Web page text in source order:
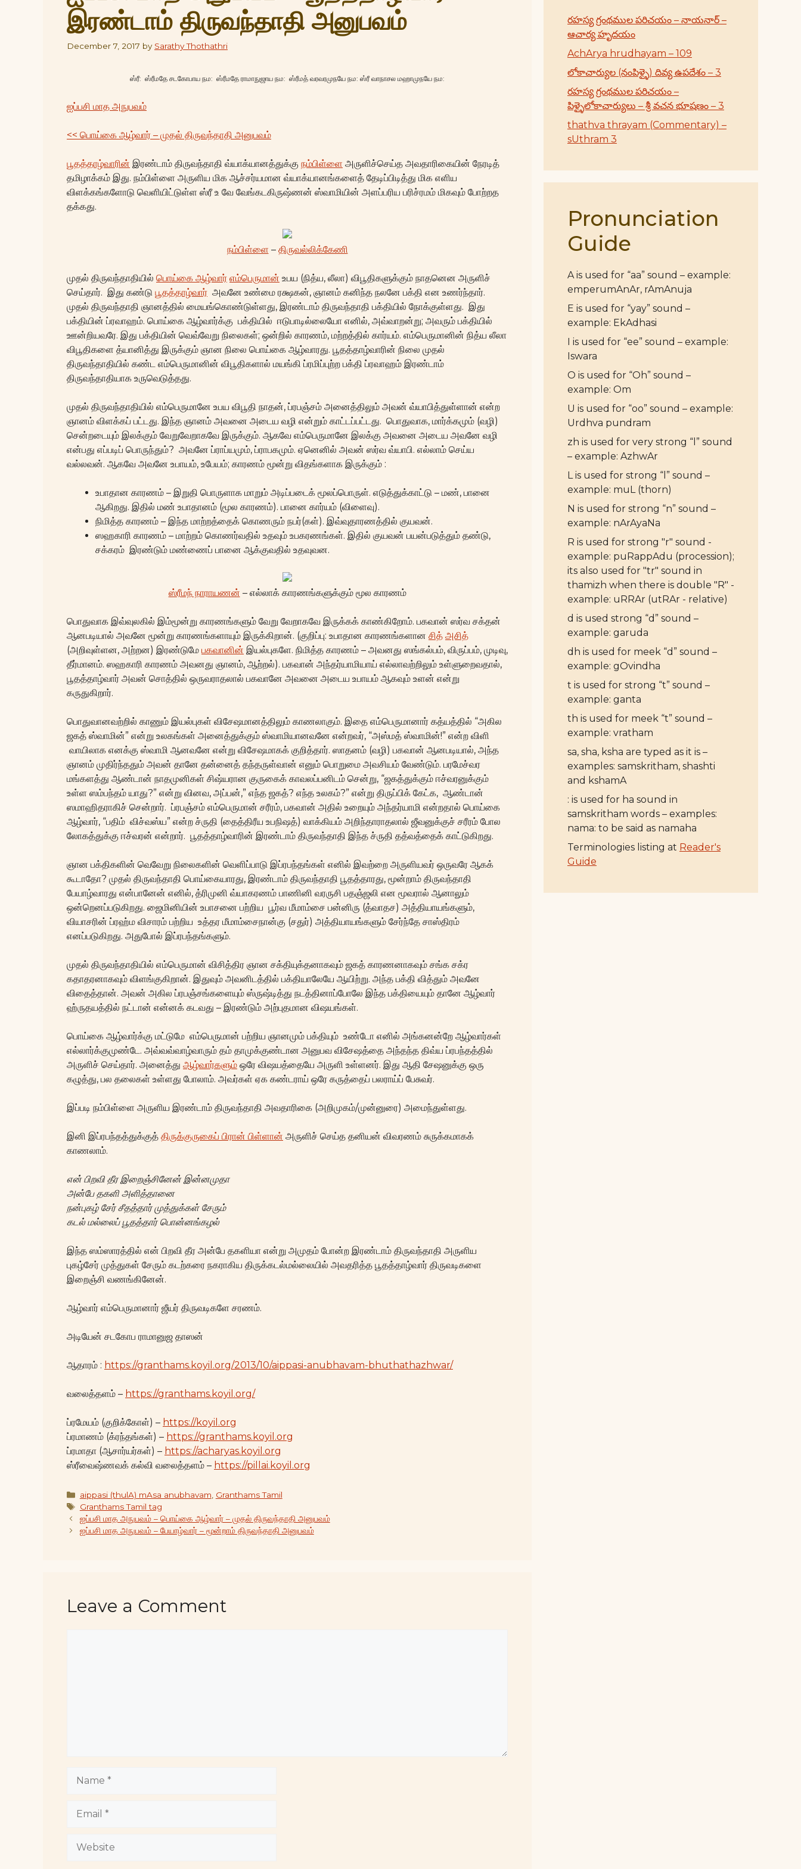
இரண்டாம் திருவந்தாதி அனுபவம்
December 7, 2017 by Sarathy Thothathri
ஸ்ரீ: ஸ்ரீமதே சடகோபாய நம: ஸ்ரீமதே ராமாநுஜாய நம: ஸ்ரீமத் வரவரமுநயே நம: ஸ்ரீ வாநாசல மஹாமுநயே நம:
ஐப்பசி மாத அநுபவம்
<< பொய்கை ஆழ்வார் – முதல் திருவந்தாதி அனுபவம்
பூதத்தாழ்வாரின் இரண்டாம் திருவந்தாதி வ்யாக்யானத்துக்கு நம்பிள்ளை அருளிச்செய்த அவதாரிகையின் நேரடித்
தமிழாக்கம் இது. நம்பிள்ளை அருளிய மிக ஆச்சர்யமான வ்யாக்யானங்களைத் தேடிப்பிடித்து மிக எளிய
விளக்கங்களோடு வெளியிட்டுள்ள ஸ்ரீ உ வே வேங்கடகிருஷ்ணன் ஸ்வாமியின் அளப்பரிய பரிச்ரமம் மிகவும் போற்றத
தக்கது.
நம்பிள்ளை – திருவல்லிக்கேணி
முதல் திருவந்தாதியில் பொய்கை ஆழ்வார் எம்பெருமான் உபய (நித்ய, லீலா) விபூதிகளுக்கும் நாதனென அருளிச்
செய்தார். இது கண்டு பூதத்தாழ்வார் அவனே உண்மை ரக்ஷகன், ஞானம் கனிந்த நலனே பக்தி என உணர்ந்தார்.
முதல் திருவந்தாதி ஞானத்தில் மையங்கொண்டுள்ளது, இரண்டாம் திருவந்தாதி பக்தியில் நோக்குள்ளது. இது
பக்தியின் ப்ரவாஹம். பொய்கை ஆழ்வார்க்கு பக்தியில் ஈடுபாடில்லையோ எனில், அவ்வாறன்று; அவரும் பக்தியில்
ஊன்றியவரே. இது பக்தியின் வெவ்வேறு நிலைகள்; ஒன்றில் காரணம், மற்றத்தில் கார்யம். எம்பெருமானின் நித்ய லீலா
விபூதிகளை த்யானித்து இருக்கும் ஞான நிலை பொய்கை ஆழ்வாரது. பூதத்தாழ்வாரின் நிலை முதல்
திருவந்தாதியில் கண்ட எம்பெருமானின் விபூதிகளால் மயங்கி ப்ரமிப்புற்ற பக்தி ப்ரவாஹம் இரண்டாம்
திருவந்தாதியாக உருவெடுத்தது.
முதல் திருவந்தாதியில் எம்பெருமானே உபய விபூதி நாதன், ப்ரபஞ்சம் அனைத்திலும் அவன் வ்யாபித்துள்ளான் என்ற
ஞானம் விளக்கப் பட்டது. இந்த ஞானம் அவனை அடைய வழி என்றும் காட்டப்பட்டது. பொதுவாக, மார்க்கமும் (வழி)
சென்றடையும் இலக்கும் வேறுவேறாகவே இருக்கும். ஆகவே எம்பெருமானே இலக்கு அவனை அடைய அவனே வழி
என்பது எப்படிப் பொருந்தும்? அவனே ப்ராப்யமும், ப்ராபகமும். ஏனெனில் அவன் ஸர்வ வ்யாபி. எல்லாம் செய்ய
வல்லவன். ஆகவே அவனே உபாயம், உபேயம்; காரணம் மூன்று விதங்களாக இருக்கும் :
உபாதான காரணம் – இறுதி பொருளாக மாறும் அடிப்படைக் மூலப்பொருள். எடுத்துக்காட்டு – மண், பானை
ஆகிறது. இதில் மண் உபாதானம் (மூல காரணம்). பானை கார்யம் (விளைவு).
நிமித்த காரணம் – இந்த மாற்றத்தைக் கொணரும் நபர்(கள்). இவ்வுதாரணத்தில் குயவன்.
ஸஹகாரி காரணம் – மாற்றம் கொணர்வதில் உதவும் உபகரணங்கள். இதில் குயவன் பயன்படுத்தும் தண்டு,
சக்கரம் இரண்டும் மண்ணைப் பானை ஆக்குவதில் உதவுவன.
ஸ்ரீமந் நாராயணன் – எல்லாக் காரணங்களுக்கும் மூல காரணம்
பொதுவாக இவ்வுலகில் இம்மூன்று காரணங்களும் வேறு வேறாகவே இருக்கக் காண்கிறோம். பகவான் ஸர்வ சக்தன்
ஆனபடியால் அவனே மூன்று காரணங்களாயும் இருக்கிறான். (குறிப்பு: உபாதான காரணங்களான சித் அசித்
(அறிவுள்ளன, அற்றன) இரண்டுமே பகவானின் இயல்புகளே. நிமித்த காரணம் – அவனது ஸங்கல்பம், விருப்பம், முடிவு,
தீர்மானம். ஸஹகாரி காரணம் அவனது ஞானம், ஆற்றல்). பகவான் அந்தர்யாமியாய் எல்லாவற்றிலும் உள்ளுறைவதால்,
பூதத்தாழ்வார் அவன் சொத்தில் ஒருவராதலால் பகவானே அவனை அடைய உபாயம் ஆகவும் உளன் என்று
கருதுகிறார்.
பொதுவானவற்றில் காணும் இயல்புகள் விசேஷமானத்திலும் காணலாகும். இதை எம்பெருமானார் கத்யத்தில் “அகில
ஜகத் ஸ்வாமின்” என்று உலகங்கள் அனைத்துக்கும் ஸ்வாமியானவனே என்றவர், “அஸ்மத் ஸ்வாமின்!” என்ற விளி
வாயிலாக எனக்கு ஸ்வாமி ஆனவனே என்று விசேஷமாகக் குறித்தார். ஸாதனம் (வழி) பகவான் ஆனபடியால், அந்த
ஞானம் முதிர்ந்ததும் அவன் தானே தன்னைத் தந்தருள்வான் எனும் பொறுமை அவசியம் வேண்டும். பரமேச்வர
மங்களத்து ஆண்டான் நாதமுனிகள் சிஷ்யரான குருகைக் காவலப்பனிடம் சென்று, “ஜகத்துக்கும் ஈச்வரனுக்கும்
உள்ள ஸம்பந்தம் யாது?” என்று வினவ, அப்பன்,” எந்த ஜகத்? எந்த உலகம்?” என்று திருப்பிக் கேட்க, ஆண்டான்
ஸமாஹிதராகிச் சென்றார். ப்ரபஞ்சம் எம்பெருமான் சரீரம், பகவான் அதில் உறையும் அந்தர்யாமி என்றதால் பொய்கை
ஆழ்வார், “பதிம் விச்வஸ்ய” என்ற ச்ருதி (தைத்திரீய உபநிஷத்) வாக்கியம் அறிந்தாராதலால் ஜீவனுக்குச் சரீரம் போல
லோகத்துக்கு ஈச்வரன் என்றார். பூதத்தாழ்வாரின் இரண்டாம் திருவந்தாதி இந்த ச்ருதி தத்வத்தைக் காட்டுகிறது.
ஞான பக்திகளின் வெவேறு நிலைகளின் வெளிப்பாடு இப்ரபந்தங்கள் எனில் இவற்றை அருளியவர் ஒருவரே ஆகக்
கூடாதோ? முதல் திருவந்தாதி பொய்கையாரது, இரண்டாம் திருவந்தாதி பூதத்தாரது, மூன்றாம் திருவந்தாதி
பேயாழ்வாரது என்பானேன் எனில், த்ரிமுனி வ்யாகரணம் பாணினி வரருசி பதஞ்ஜலி என மூவரால் ஆனாலும்
ஒன்றெனப்படுகிறது. ஜைமினியின் உபாசனை பற்றிய பூர்வ மீமாம்சை பன்னிரு (த்வாதச) அத்தியாயங்களும்,
வியாசரின் ப்ரஹ்ம விசாரம் பற்றிய உத்தர மீமாம்சைநான்கு (சதுர்) அத்தியாயங்களும் சேர்ந்தே சாஸ்திரம்
எனப்படுகிறது. அதுபோல் இப்ரபந்தங்களும்.
முதல் திருவந்தாதியில் எம்பெருமான் விசித்திர ஞான சக்தியுக்தனாகவும் ஜகத் காரணனாகவும் சங்க சக்ர
கதாதரனாகவும் விளங்குகிறான். இதுவும் அவனிடத்தில் பக்தியாலேயே ஆயிற்று. அந்த பக்தி வித்தும் அவனே
விதைத்தான். அவன் அகில ப்ரபஞ்சங்களையும் ஸ்ருஷ்டித்து நடத்தினாப்போலே இந்த பக்தியையும் தானே ஆழ்வார்
ஹ்ருதயத்தில் நட்டான் என்னக் கடவது – இரண்டும் அற்புதமான விஷயங்கள்.
பொய்கை ஆழ்வார்க்கு மட்டுமே எம்பெருமான் பற்றிய ஞானமும் பக்தியும் உண்டோ எனில் அங்கனன்றே ஆழ்வார்கள்
எல்லார்க்குமுண்டே. அவ்வவ்வாழ்வாரும் தம் தாமுக்குண்டான அனுபவ விசேஷத்தை அந்தந்த திவ்ய ப்ரபந்தத்தில்
அருளிச் செய்தார். அனைத்து ஆழ்வார்களும் ஒரே விஷயத்தையே அருளி உள்ளனர். இது ஆதி சேஷனுக்கு ஒரு
கழுத்து, பல தலைகள் உள்ளது போலாம். அவர்கள் ஏக கண்டராய் ஒரே கருத்தைப் பலராய்ப் பேசுவர்.
இப்படி நம்பிள்ளை அருளிய இரண்டாம் திருவந்தாதி அவதாரிகை (அறிமுகம்/முன்னுரை) அமைந்துள்ளது.
இனி இப்ரபந்தத்துக்குத் திருக்குருகைப் பிரான் பிள்ளான் அருளிச் செய்த தனியன் விவரணம் சுருக்கமாகக்
காணலாம்.
என் பிறவி தீர இறைஞ்சினேன் இன்னமுதா
அன்பே தகளி அளித்தானை
நன்புகழ் சேர் சீதத்தார் முத்துக்கள் சேரும்
கடல் மல்லைப் பூதத்தார் பொன்னங்கழல்
இந்த ஸம்ஸாரத்தில் என் பிறவி தீர அன்பே தகளியா என்று அமுதம் போன்ற இரண்டாம் திருவந்தாதி அருளிய
புகழ்சேர் முத்துகள் சேரும் கடற்கரை நகராகிய திருக்கடல்மல்லையில் அவதரித்த பூதத்தாழ்வார் திருவடிகளை
இறைஞ்சி வணங்கினேன்.
ஆழ்வார் எம்பெருமானார் ஜீயர் திருவடிகளே சரணம்.
அடியேன் சடகோப ராமானுஜ தாஸன்
ஆதாரம் : https://granthams.koyil.org/2013/10/aippasi-anubhavam-bhuthathazhwar/
வலைத்தளம் – https://granthams.koyil.org/
ப்ரமேயம் (குறிக்கோள்) – https://koyil.org
ப்ரமாணம் (க்ரந்தங்கள்) – https://granthams.koyil.org
ப்ரமாதா (ஆசார்யர்கள்) – https://acharyas.koyil.org
ஸ்ரீவைஷ்ணவக் கல்வி வலைத்தளம் – https://pillai.koyil.org
Categories
aippasi (thulA) mAsa anubhavam Granthams Tamil
Tags
Granthams Tamil tag
ஐப்பசி மாத அநுபவம் – பொய்கை ஆழ்வார் – முதல் திருவந்தாதி அனுபவம்
ஐப்பசி மாத அநுபவம் – பேயாழ்வார் – மூன்றாம் திருவந்தாதி அனுபவம்
Leave a Comment
Website
రహస్య గ్రంథముల పరిచయం – నాయనార్ –
ఆచార్య హృదయం
AchArya hrudhayam – 109
లోకాచార్యుల (నంపిళ్ళై) దివ్య ఉపదేశం – 3
రహస్య గ్రంథముల పరిచయం –
పిళ్ళైలోకాచార్యులు – శ్రీ వచన భూషణం – 3
thathva thrayam (Commentary) –
sUthram 3
Pronunciation
Guide
A is used for “aa” sound – example:
emperumAnAr, rAmAnuja
E is used for “yay” sound –
example: EkAdhasi
I is used for “ee” sound – example:
Iswara
O is used for “Oh” sound –
example: Om
U is used for “oo” sound – example:
Urdhva pundram
zh is used for very strong “l” sound
– example: AzhwAr
L is used for strong “l” sound –
example: muL (thorn)
N is used for strong “n” sound –
example: nArAyaNa
R is used for strong "r" sound -
example: puRappAdu (procession);
its also used for "tr" sound in
thamizh when there is double "R" -
example: uRRAr (utRAr - relative)
d is used strong “d” sound –
example: garuda
dh is used for meek “d” sound –
example: gOvindha
t is used for strong “t” sound –
example: ganta
th is used for meek “t” sound –
example: vratham
sa, sha, ksha are typed as it is –
examples: samskritham, shashti
and kshamA
: is used for ha sound in
samskritham words – examples:
nama: to be said as namaha
Terminologies listing at Reader's
Guide